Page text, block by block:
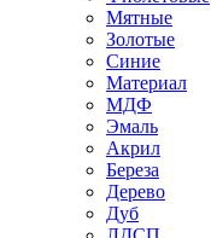
Мятные
Золотые
Синие
Материал
МДФ
Эмаль
Акрил
Береза
Дерево
Дуб